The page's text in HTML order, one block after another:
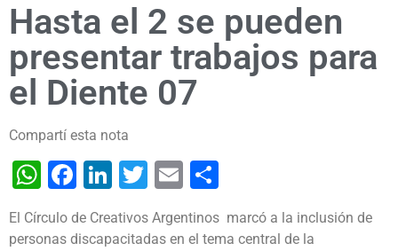
Hasta el 2 se pueden
presentar trabajos para
el Diente 07
Compartí esta nota
WhatsApp
Facebook
LinkedIn
Twitter
Email
El Círculo de Creativos Argentinos marcó a la inclusión de
personas discapacitadas en el tema central de la